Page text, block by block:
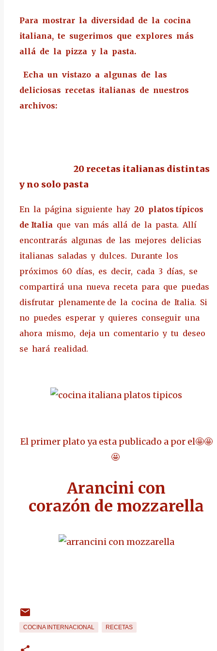
Para mostrar la diversidad de la cocina
italiana, te sugerimos que explores más
allá de la pizza y la pasta.
Echa un vistazo a algunas de las
deliciosas recetas italianas de nuestros
archivos:
20 recetas italianas distintas
y no solo pasta
En la página siguiente hay 20 platos típicos
de Italia que van más allá de la pasta. Allí
encontrarás algunas de las mejores delicias
italianas saladas y dulces. Durante los
próximos 60 días, es decir, cada 3 días, se
compartirá una nueva receta para que puedas
disfrutar plenamente de la cocina de Italia. Si
no puedes esperar y quieres conseguir una
ahora mismo, deja un comentario y tu deseo
se hará realidad.
El primer plato ya esta publicado a por el🤩🤩
🤩
Arancini con
corazón de mozzarella
COCINA INTERNACIONAL RECETAS